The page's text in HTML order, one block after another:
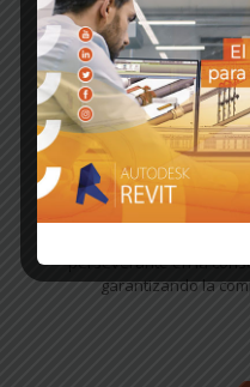
Creemos en la mejora
perseverante en la
garantizando la